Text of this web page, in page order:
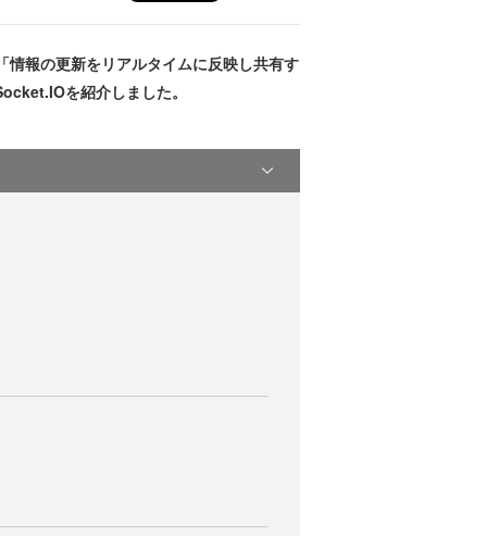
報の更新をリアルタイムに反映し共有す
を紹介しました。